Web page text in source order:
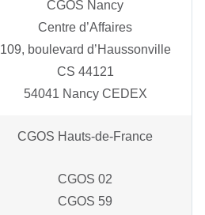
CGOS Nancy
Centre d’Affaires
109, boulevard d’Haussonville
CS 44121
54041 Nancy CEDEX
CGOS Hauts-de-France
CGOS 02
CGOS 59